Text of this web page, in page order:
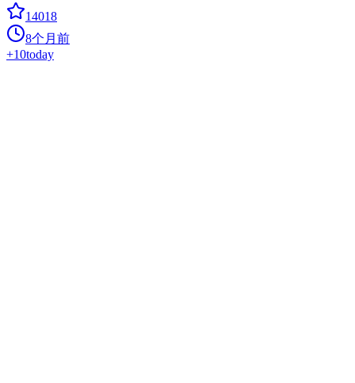
14018
8个月前
+10today